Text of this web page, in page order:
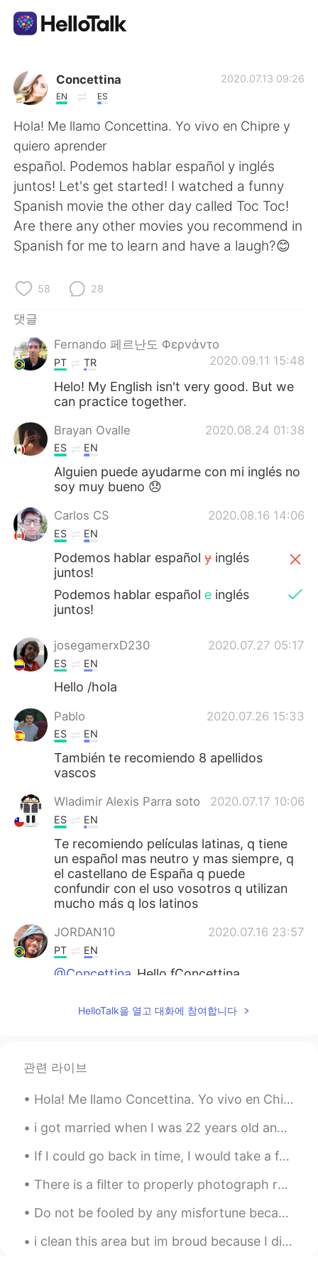
AI Grammar Checker
한국어
English 简体中文
繁體中文 Español
العربية
Deutsch
Русский
Indonesia Italiano
Türkçe
Português
Concettina
EN ES
2020.07.13 09:26
Hola! Me llamo Concettina. Yo vivo en Chipre y
quiero aprender
español. Podemos hablar español y inglés
juntos! Let's get started! I watched a funny
Spanish movie the other day called Toc Toc!
Are there any other movies you recommend in
Spanish for me to learn and have a laugh?😊
58 28
댓글
Fernando 페르난도 Φερνάντο
2020.09.11 15:48
PT TR
Helo! My English isn't very good. But we
can practice together.
Brayan Ovalle 2020.08.24 01:38
ES EN
Alguien puede ayudarme con mi inglés no
soy muy bueno 😞
Carlos CS 2020.08.16 14:06
ES EN
Podemos hablar españolyinglés
juntos!
Podemos hablar español e inglés
juntos!
josegamerxD230 2020.07.27 05:17
ES EN
Hello /hola
Pablo 2020.07.26 15:33
ES EN
También te recomiendo 8 apellidos
vascos
Wladimir Alexis Parra soto 2020.07.17 10:06
ES EN
Te recomiendo películas latinas, q tiene
un español mas neutro y mas siempre, q
el castellano de España q puede
confundir con el uso vosotros q utilizan
mucho más q los latinos
JORDAN10 2020.07.16 23:57
PT EN
@Concettina Hello fConcettina
genial. Es un drama pero tiene algunos
momentos divertidos 😄
Itzel 2020.07.14 01:52
ES
mejor mi inglés, cuando gustes podemos
@Concettinanice to meet you. I'm
HelloTalk을 열고 대화에 참여합니다
관련 라이브
Hola! Me llamo Concettina. Yo vivo en Chipre y quiero aprender español. Podemos hablar español y ...
i got married when I was 22 years old and now I am 34 for Greece for Korea 35 .. it is wonderful ...
If I could go back in time, I would take a few things seriously in life ... I would take more ris...
There is a filter to properly photograph reality, it is called happiness, and only you can make i...
Do not be fooled by any misfortune because luck is common to all and the future is unknown. Isoc...
i clean this area but im broud because I did it.. If everyone on earth cares about keeping the ...